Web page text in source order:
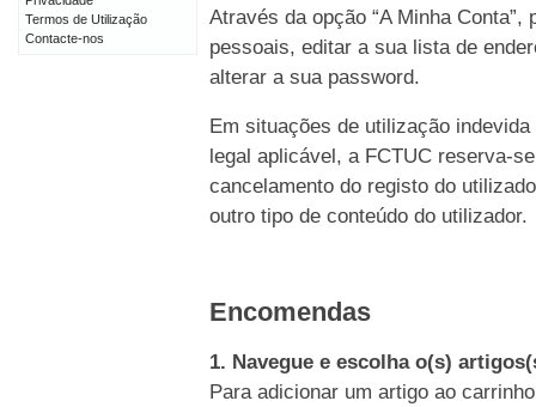
Através da opção “A Minha
pessoais, editar a sua lista de
alterar a sua password.
Em situações de utilização
legal aplicável, a FCTUC reserva-
cancelamento do registo do
outro tipo de conteúdo do utilizador.
Encomendas
1. Navegue e escolha o(s)
Para adicionar um artigo ao
Termos de Utilização
Contacte-nos